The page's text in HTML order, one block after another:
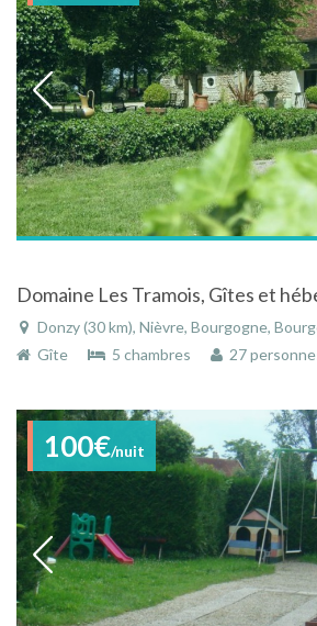
Donzy (30 km), Nièvre, Bourgogne,
Gîte
5 chambres 27
100€/nuit